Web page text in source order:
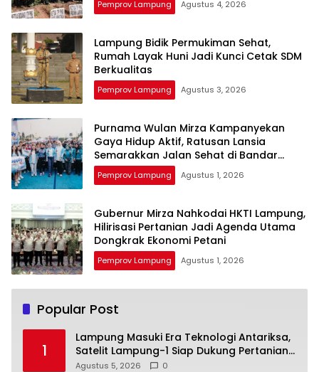
Pemprov Lampung Agustus 4, 2026
Lampung Bidik Permukiman Sehat,
Rumah Layak Huni Jadi Kunci Cetak SDM
Berkualitas
Pemprov Lampung Agustus 3, 2026
Purnama Wulan Mirza Kampanyekan
Gaya Hidup Aktif, Ratusan Lansia
Semarakkan Jalan Sehat di Bandar
Lampung
Pemprov Lampung Agustus 1, 2026
Gubernur Mirza Nahkodai HKTI Lampung,
Hilirisasi Pertanian Jadi Agenda Utama
Dongkrak Ekonomi Petani
Pemprov Lampung Agustus 1, 2026
Popular Post
1
Lampung Masuki Era Teknologi Antariksa,
Satelit Lampung-1 Siap Dukung Pertanian
Berbasis AI
Agustus 5, 2026 0